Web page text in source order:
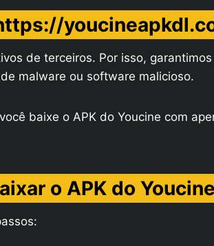
de terceiros. Por isso,
malware ou software malicioso.
baixe o APK do Youcine com
o APK do